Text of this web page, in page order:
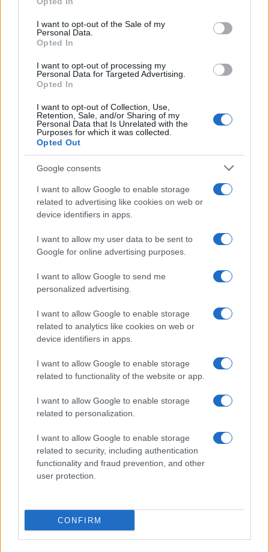
use your data for below specified purposes in below Google
consent section.
I want to opt-out of the Sale of my
Personal Data.
Opted In
I want to opt-out of processing my
Personal Data for Targeted Advertising.
Opted In
I want to opt-out of Collection, Use,
Retention, Sale, and/or Sharing of my
Personal Data that Is Unrelated with the
Purposes for which it was collected.
Opted Out
Google consents
I want to allow Google to enable storage
related to advertising like cookies on web or
device identifiers in apps.
I want to allow my user data to be sent to
Google for online advertising purposes.
I want to allow Google to send me
personalized advertising.
I want to allow Google to enable storage
related to analytics like cookies on web or
device identifiers in apps.
I want to allow Google to enable storage
related to functionality of the website or app.
I want to allow Google to enable storage
related to personalization.
I want to allow Google to enable storage
related to security, including authentication
functionality and fraud prevention, and other
user protection.
CONFIRM
i tuoi video e le tue foto
Su WhatsApp al numero +39
Notizie in tempo reale?
Entra nel canale telegram di
GalluraOggi.it
Ricevi le nostre ultime news
daGoogle News
Condividi l'articolo
F
a
b
o
k
T
w
te
Pi
n
re
st
W
h
s
A
p
p
S
h
re
Prossimo articolo
NOTIZIE RECENTI
Incidente sulla strada provinciale ad Arzachena,
un ferito
Sangue, musica e solidarietà con Avis Olbia al
Delta Center